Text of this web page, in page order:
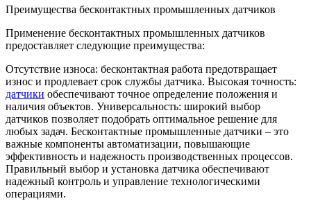
Преимущества бесконтактных промышленных датчиков
Применение бесконтактных промышленных датчиков
предоставляет следующие преимущества:
Отсутствие износа: бесконтактная работа предотвращает
износ и продлевает срок службы датчика. Высокая точность:
датчики обеспечивают точное определение положения и
наличия объектов. Универсальность: широкий выбор
датчиков позволяет подобрать оптимальное решение для
любых задач. Бесконтактные промышленные датчики – это
важные компоненты автоматизации, повышающие
эффективность и надежность производственных процессов.
Правильный выбор и установка датчика обеспечивают
надежный контроль и управление технологическими
операциями.